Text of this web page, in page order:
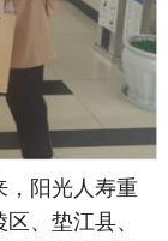
阳光人寿重
、垫江县、